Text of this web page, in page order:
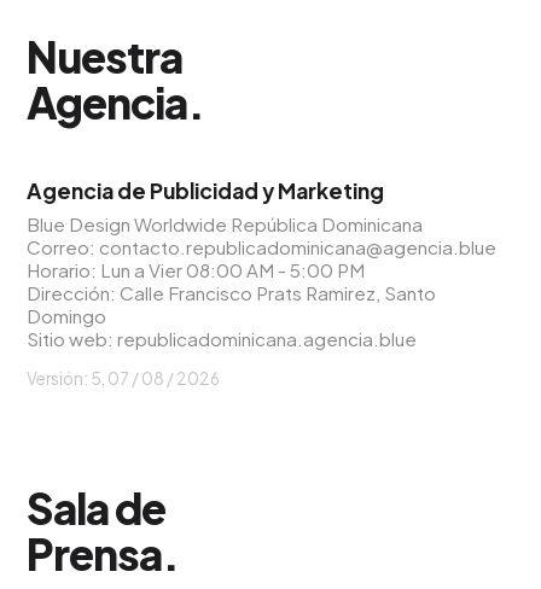
Nuestra
Agencia.
Agencia de Publicidad y Marketing
Blue Design Worldwide República Dominicana
Correo: contacto.republicadominicana@agencia.blue
Horario: Lun a Vier 08:00 AM - 5:00 PM
Dirección: Calle Francisco Prats Ramirez, Santo
Domingo
Sitio web:republicadominicana.agencia.blue
Versión: 5, 07 / 08 / 2026
Sala de
Prensa.